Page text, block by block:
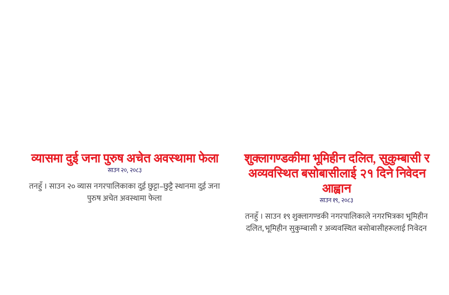
व्यासमा दुई जना पुरुष अचेत अवस्थामा फेला
साउन २०, २०८३
तनहुँ । साउन २० व्यास नगरपालिकाका दुई छुट्टा–छुट्टै स्थानमा दुई जना
पुरुष अचेत अवस्थामा फेला
शुक्लागण्डकीमा भूमिहीन दलित, सुकुम्बासी र
अव्यवस्थित बसोबासीलाई २१ दिने निवेदन
आह्वान
साउन १९, २०८३
तनहुँ । साउन १९ शुक्लागण्डकी नगरपालिकाले नगरभित्रका भूमिहीन
दलित, भूमिहीन सुकुम्बासी र अव्यवस्थित बसोबासीहरूलाई निवेदन